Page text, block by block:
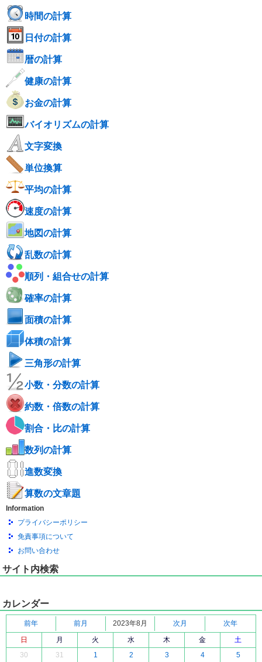
時間の計算
日付の計算
暦の計算
健康の計算
お金の計算
バイオリズムの計算
文字変換
単位換算
平均の計算
速度の計算
地図の計算
乱数の計算
順列・組合せの計算
確率の計算
面積の計算
体積の計算
三角形の計算
小数・分数の計算
約数・倍数の計算
割合・比の計算
数列の計算
進数変換
算数の文章題
Information
プライバシーポリシー
免責事項について
お問い合わせ
サイト内検索
カレンダー
前年 前月 2023年8月 次月
次年
日
月 火 水 木 金
土
30
31 1 2 3 4 5